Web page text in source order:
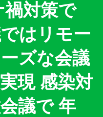
禍対策で
はリモー
ズな会議
現 感染対
議で 年